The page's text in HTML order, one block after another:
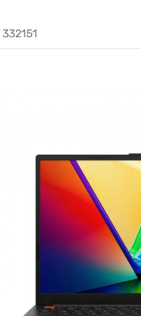
332151